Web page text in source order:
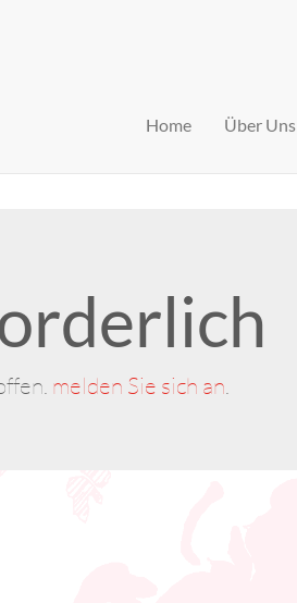
Home Über Uns
melden Sie sich an